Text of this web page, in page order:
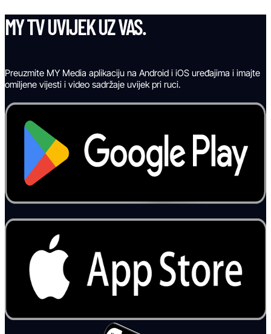
MY TV UVIJEK UZ VAS.
Preuzmite MY Media aplikaciju na Android i iOS uređajima i imajte
omiljene vijesti i video sadržaje uvijek pri ruci.